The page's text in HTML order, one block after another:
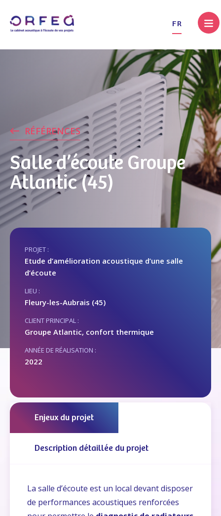
FR
RÉFÉRENCES
Salle d’écoute Groupe
Atlantic (45)
PROJET :
Etude d’amélioration acoustique d’une salle
d’écoute
LIEU :
Fleury-les-Aubrais (45)
CLIENT PRINCIPAL :
Groupe Atlantic, confort thermique
ANNÉE DE RÉALISATION :
2022
Enjeux du projet
Description détaillée du projet
La salle d’écoute est un local devant disposer
de performances acoustiques renforcées